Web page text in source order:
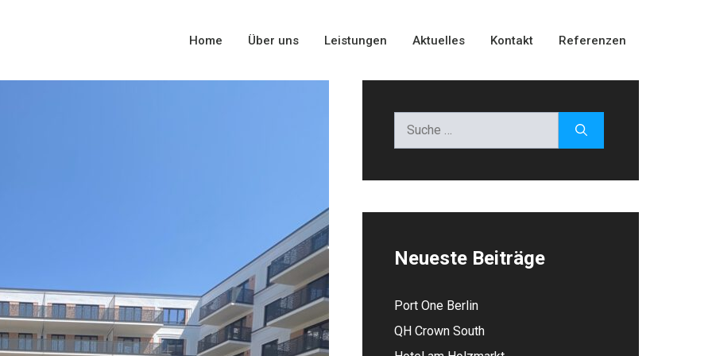
Home Über uns Leistungen Aktuelles Kontakt Referenzen
Neueste Beiträge
Port One Berlin
QH Crown South